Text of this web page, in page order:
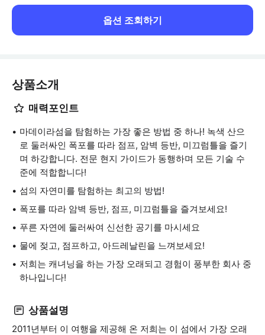
옵션 조회하기
상품소개
매력포인트
마데이라섬을 탐험하는 가장 좋은 방법 중 하나! 녹색 산으
로 둘러싸인 폭포를 따라 점프, 암벽 등반, 미끄럼틀을 즐기
며 하강합니다. 전문 현지 가이드가 동행하며 모든 기술 수
준에 적합합니다!
섬의 자연미를 탐험하는 최고의 방법!
폭포를 따라 암벽 등반, 점프, 미끄럼틀을 즐겨보세요!
푸른 자연에 둘러싸여 신선한 공기를 마시세요
물에 젖고, 점프하고, 아드레날린을 느껴보세요!
저희는 캐녀닝을 하는 가장 오래되고 경험이 풍부한 회사 중
하나입니다!
상품설명
2011년부터 이 여행을 제공해 온 저희는 이 섬에서 가장 오래